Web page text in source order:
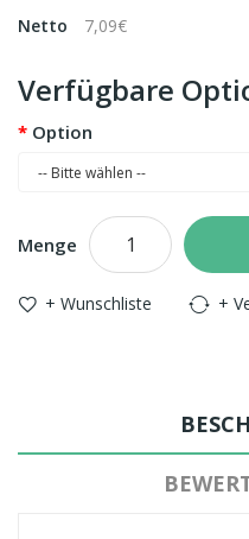
Netto
7,09€
Verfügbare
Option
Menge
+ Wunschliste +